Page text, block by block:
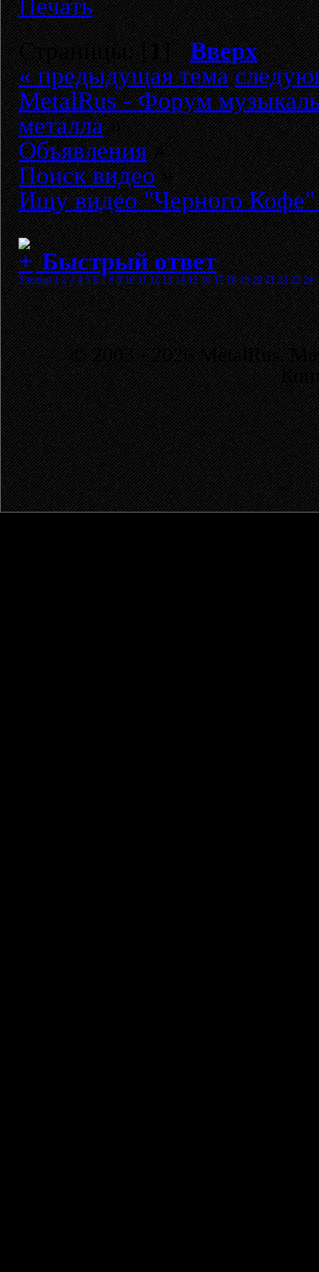
Печать
Страницы: [1]Вверх
« предыдущая тема
MetalRus - Форум
металла»
Объявления»
Поиск видео»
Ищу видео "Черного Кофе"
Быстрый ответ
Sitemap 1 2 3 4 5 6 7 8 9 10 11 12 13 14 15 16 17 18 19 20 21 22 23 24
© 2003 - 2026 MetalRus.